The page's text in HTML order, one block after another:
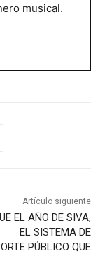
musical.
Artículo siguiente
EL AÑO DE SIVA,
EL SISTEMA DE
PÚBLICO QUE